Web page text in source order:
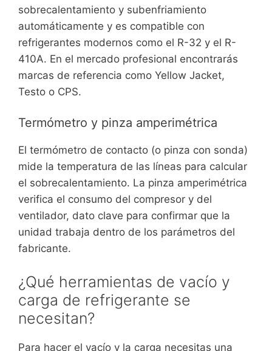
sobrecalentamiento y subenfriamiento
automáticamente y es compatible con
refrigerantes modernos como el R-32 y el R-
410A. En el mercado profesional encontrarás
marcas de referencia como Yellow Jacket,
Testo o CPS.
Termómetro y pinza amperimétrica
El termómetro de contacto (o pinza con sonda)
mide la temperatura de las líneas para calcular
el sobrecalentamiento. La pinza amperimétrica
verifica el consumo del compresor y del
ventilador, dato clave para confirmar que la
unidad trabaja dentro de los parámetros del
fabricante.
¿Qué herramientas de vacío y
carga de refrigerante se
necesitan?
Para hacer el vacío y la carga necesitas una